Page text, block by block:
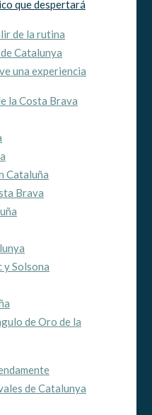
que despertará
de la rutina
Catalunya
una experiencia
la Costa Brava
Cataluña
Brava
y Solsona
de Oro de la
de Catalunya